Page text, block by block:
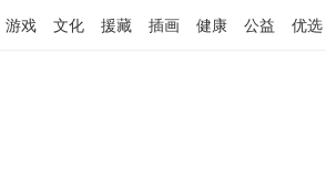
游戏 文化 援藏 插画 健康 公益 优选